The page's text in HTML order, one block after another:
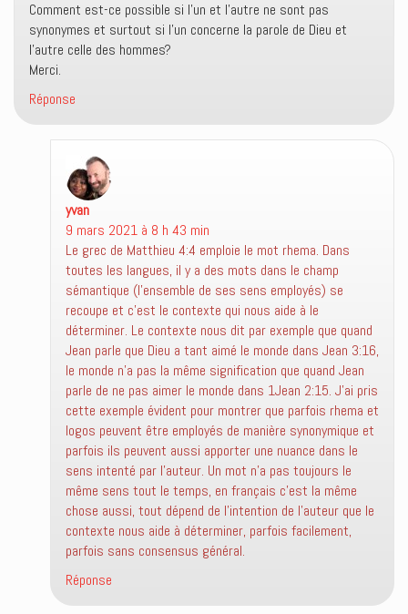
Comment est-ce possible si l’un et l’autre ne sont pas
synonymes et surtout si l’un concerne la parole de Dieu et
l’autre celle des hommes?
Merci.
Réponse
yvan
9 mars 2021 à 8 h 43 min
Le grec de Matthieu 4:4 emploie le mot rhema. Dans
toutes les langues, il y a des mots dans le champ
sémantique (l’ensemble de ses sens employés) se
recoupe et c’est le contexte qui nous aide à le
déterminer. Le contexte nous dit par exemple que quand
Jean parle que Dieu a tant aimé le monde dans Jean 3:16,
le monde n’a pas la même signification que quand Jean
parle de ne pas aimer le monde dans 1Jean 2:15. J’ai pris
cette exemple évident pour montrer que parfois rhema et
logos peuvent être employés de manière synonymique et
parfois ils peuvent aussi apporter une nuance dans le
sens intenté par l’auteur. Un mot n’a pas toujours le
même sens tout le temps, en français c’est la même
chose aussi, tout dépend de l’intention de l’auteur que le
contexte nous aide à déterminer, parfois facilement,
parfois sans consensus général.
Réponse